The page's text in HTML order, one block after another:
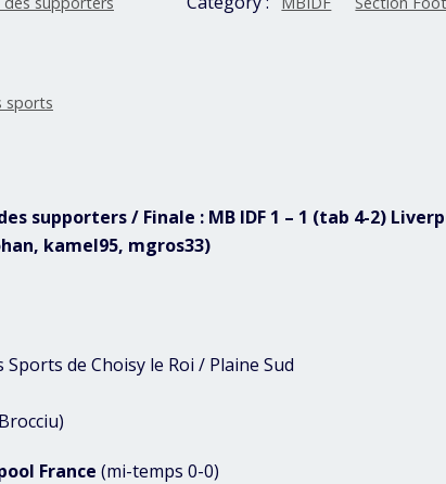
sports
supporters / Finale : MB IDF 1 – 1 (tab 4-2)
kamel95, mgros33)
de Choisy le Roi / Plaine Sud
France (mi-temps 0-0)